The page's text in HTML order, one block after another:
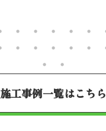
施工事例一覧はこちら